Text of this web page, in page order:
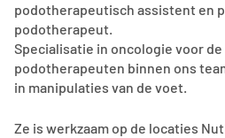
podotherapeutisch assistent en
podotherapeut.
Specialisatie in oncologie voor
podotherapeuten binnen ons
in manipulaties van de voet.
Ze is werkzaam op de locaties